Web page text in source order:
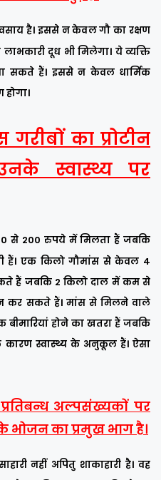
है। इससे न केवल गौ का रक्षण
दूध भी मिलेगा। ये व्यक्ति
सकते हैं। इससे न केवल धार्मिक
का प्रोटीन
स्वास्थ्य पर
से 200 रुपये में मिलता हैं जबकि
हैं। एक किलो गौमांस से केवल 4
हैं जबकि 2 किलो दाल में कम से
कर सकते हैं। मांस से मिलने वाले
होने का खतरा हैं जबकि
कारण स्वास्थ्य के अनुकूल हैं। ऐसा
अल्पसंख्यकों पर
भोजन का प्रमुख भाग है।
नहीं अपितु शाकाहारी है। वह